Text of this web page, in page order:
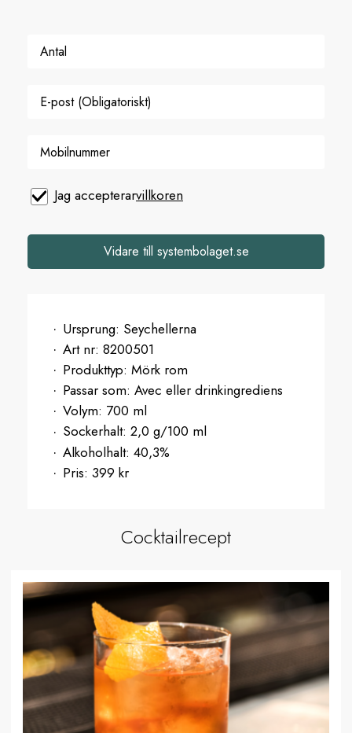
Jag accepterarvillkoren
Vidare till systembolaget.se
Ursprung: Seychellerna
Art nr: 8200501
Produkttyp: Mörk rom
Passar som: Avec eller drinkingrediens
Volym: 700 ml
Sockerhalt: 2,0 g/100 ml
Alkoholhalt: 40,3%
Pris: 399 kr
Cocktailrecept